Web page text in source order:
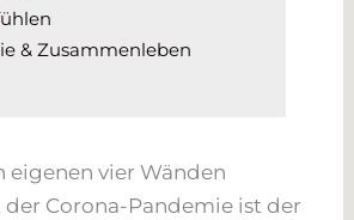
& Zusammenleben
eigenen vier Wänden
der Corona-Pandemie ist der